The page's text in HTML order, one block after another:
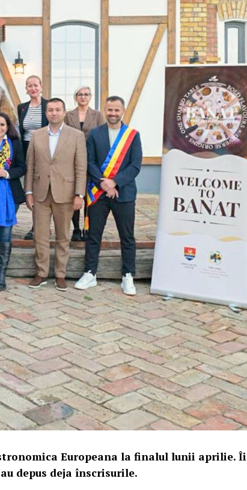
Europeana la finalul lunii aprilie. Îi
depus deja înscrisurile.